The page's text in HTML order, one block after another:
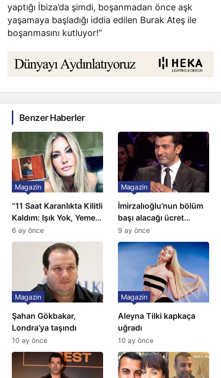
yaptığı İbiza’da şimdi, boşanmadan önce aşk
yaşamaya başladığı iddia edilen Burak Ateş ile
boşanmasını kutluyor!”
Benzer Haberler
“11 Saat Karanlıkta Kilitli
Kaldım: Işık Yok, Yemek
Yok, Tuvalet Yok!”
Çağla Şikel’den Şok
Magazin
6 ay önce
İmirzalıoğlu’nun bölüm
başı alacağı ücret
Türkiye’de bir ilk:
Gözünü 2 ilçeye dikti!
Magazin
9 ay önce
Şahan Gökbakar,
Londra’ya taşındı
Magazin
10 ay önce
Aleyna Tilki kapkaça
uğradı
Magazin
10 ay önce